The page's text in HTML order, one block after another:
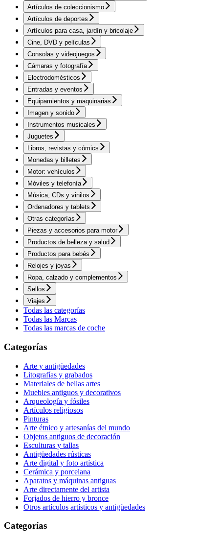
Artículos de coleccionismo
Artículos de deportes
Artículos para casa, jardín y bricolaje
Cine, DVD y películas
Consolas y videojuegos
Cámaras y fotografía
Electrodomésticos
Entradas y eventos
Equipamientos y maquinarias
Imagen y sonido
Instrumentos musicales
Juguetes
Libros, revistas y cómics
Monedas y billetes
Motor: vehículos
Móviles y telefonía
Música, CDs y vinilos
Ordenadores y tablets
Otras categorías
Piezas y accesorios para motor
Productos de belleza y salud
Productos para bebés
Relojes y joyas
Ropa, calzado y complementos
Sellos
Viajes
Todas las categorías
Todas las Marcas
Todas las marcas de coche
Categorías
Arte y antigüedades
Litografías y grabados
Materiales de bellas artes
Muebles antiguos y decorativos
Arqueología y fósiles
Artículos religiosos
Pinturas
Arte étnico y artesanías del mundo
Objetos antiguos de decoración
Esculturas y tallas
Antigüedades rústicas
Arte digital y foto artística
Cerámica y porcelana
Aparatos y máquinas antiguas
Arte directamente del artista
Forjados de hierro y bronce
Otros artículos artísticos y antigüedades
Categorías